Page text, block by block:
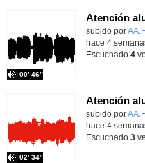
Contenido
subido por
00′ 46″
hace 4
Escuchado 4
Contenido
subido por
02′ 34″
hace 4
Escuchado 3